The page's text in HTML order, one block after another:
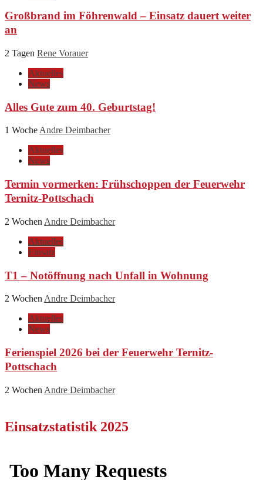
Großbrand im Föhrenwald – Einsatz dauert weiter
an
2 Tagen Rene Vorauer
Aktuelles
News
Alles Gute zum 40. Geburtstag!
1 Woche Andre Deimbacher
Aktuelles
News
Termin vormerken: Frühschoppen der Feuerwehr
Ternitz-Pottschach
2 Wochen Andre Deimbacher
Aktuelles
Einsatz
T1 – Notöffnung nach Unfall in Wohnung
2 Wochen Andre Deimbacher
Aktuelles
News
Ferienspiel 2026 bei der Feuerwehr Ternitz-
Pottschach
2 Wochen Andre Deimbacher
Einsatzstatistik 2025